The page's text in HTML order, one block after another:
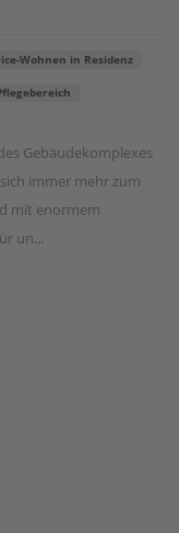
Wohnen in Residenz
Gebäudekomplexes
immer mehr zum
mit enormem
un...